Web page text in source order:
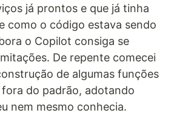
já prontos e que já tinha
como o código estava sendo
o Copilot consiga se
De repente comecei
de algumas funções
do padrão, adotando
nem mesmo conhecia.